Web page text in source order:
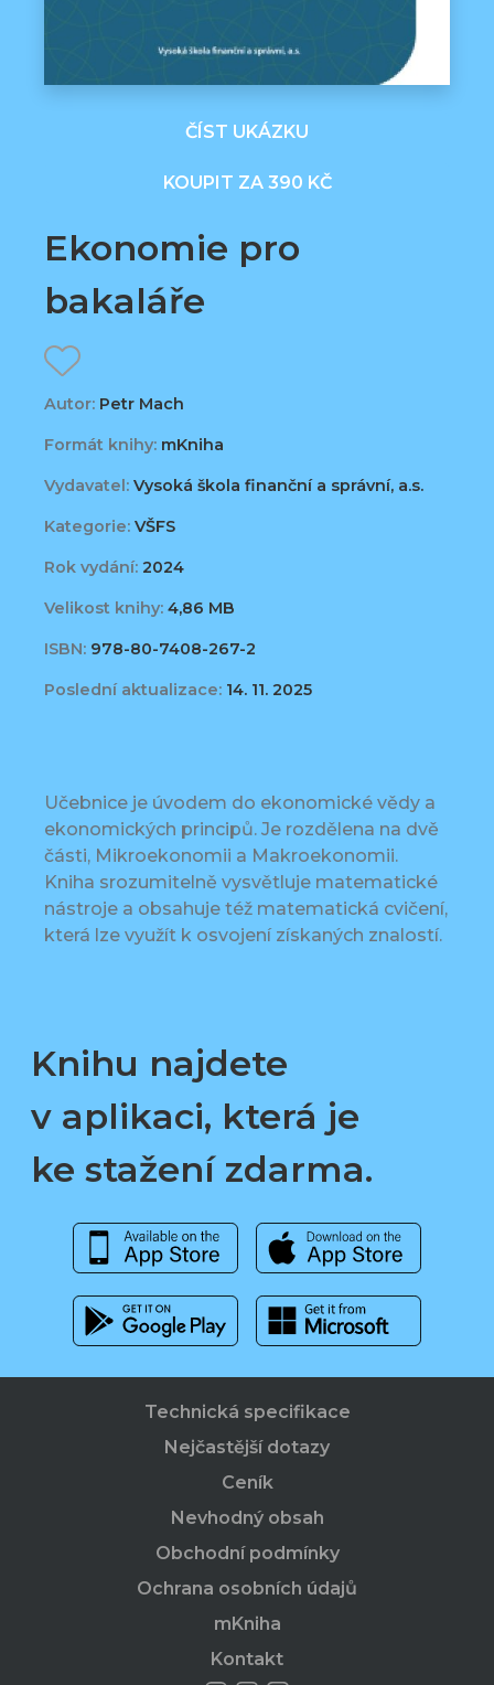
ČÍST UKÁZKU
KOUPIT ZA 390 KČ
Ekonomie pro
bakaláře
Autor: Petr Mach
Formát knihy: mKniha
Vydavatel: Vysoká škola finanční a správní, a.s.
Kategorie: VŠFS
Rok vydání: 2024
Velikost knihy: 4,86 MB
ISBN: 978-80-7408-267-2
Poslední aktualizace: 14. 11. 2025
Učebnice je úvodem do ekonomické vědy a
ekonomických principů. Je rozdělena na dvě
části, Mikroekonomii a Makroekonomii.
Kniha srozumitelně vysvětluje matematické
nástroje a obsahuje též matematická cvičení,
která lze využít k osvojení získaných znalostí.
Knihu najdete
v aplikaci, která je
ke stažení zdarma.
Technická specifikace
Nejčastější dotazy
Ceník
Nevhodný obsah
Obchodní podmínky
Ochrana osobních údajů
mKniha
Kontakt